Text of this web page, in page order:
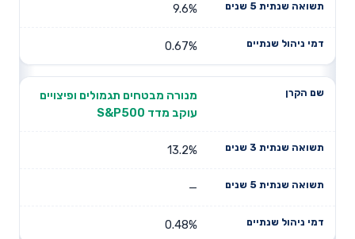
9.6%
0.67%
מנורה מבטחים תגמולים ופיצויים
עוקב מדד S&P500
13.2%
—
0.48%